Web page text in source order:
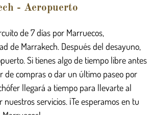
- Aeropuerto
de 7 días por Marruecos,
de Marrakech. Después del desayuno,
Si tienes algo de tiempo libre antes
de compras o dar un último paseo por
llegará a tiempo para llevarte al
servicios. ¡Te esperamos en tu